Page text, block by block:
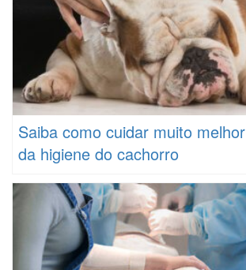
Saiba como cuidar muito melhor
da higiene do cachorro